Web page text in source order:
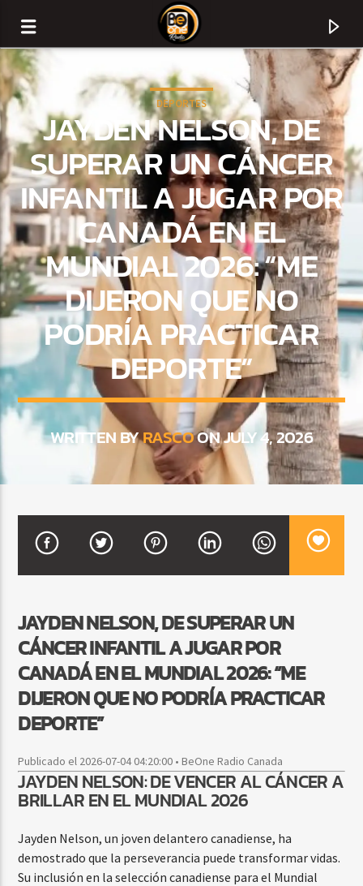
CURRENT TRACK
TITLE
ARTIST
CURRENT SHOW
FIESTA DJ MIX
9:00 PM 12:00 AM
DEPORTES
JAYDEN NELSON, DE
SUPERAR UN CÁNCER
INFANTIL A JUGAR POR
CANADÁ EN EL
MUNDIAL 2026: “ME
DIJERON QUE NO
PODRÍA PRACTICAR
DEPORTE”
WRITTEN BYRASCOON JULY 4, 2026
JAYDEN NELSON, DE SUPERAR UN
CÁNCER INFANTIL A JUGAR POR
CANADÁ EN EL MUNDIAL 2026: “ME
DIJERON QUE NO PODRÍA PRACTICAR
DEPORTE”
Publicado el 2026-07-04 04:20:00 • BeOne Radio Canada
JAYDEN NELSON: DE VENCER AL CÁNCER A
BRILLAR EN EL MUNDIAL 2026
Jayden Nelson, un joven delantero canadiense, ha
demostrado que la perseverancia puede transformar vidas.
Su inclusión en la selección canadiense para el Mundial